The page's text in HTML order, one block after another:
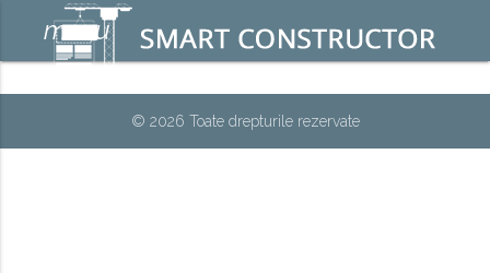
menu
© 2026 Toate drepturile rezervate